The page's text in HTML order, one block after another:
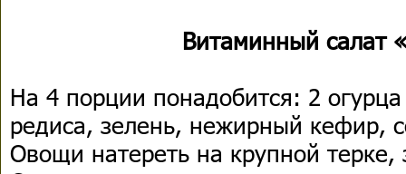
Витаминный салат
На 4 порции понадобится: 2
редиса, зелень, нежирный кефир,
Овощи натереть на крупной терке,